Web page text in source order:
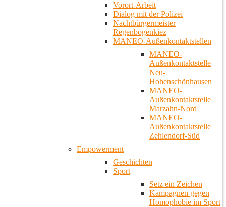
Vorort-Arbeit
Dialog mit der Polizei
Nachtbürgermeister
Regenbogenkiez
MANEO-Außenkontaktstellen
MANEO-
Außenkontaktstelle
Neu-
Hohenschönhausen
MANEO-
Außenkontaktstelle
Marzahn-Nord
MANEO-
Außenkontaktstelle
Zehlendorf-Süd
Empowerment
Geschichten
Sport
Setz ein Zeichen
Kampagnen gegen
Homophobie im Sport